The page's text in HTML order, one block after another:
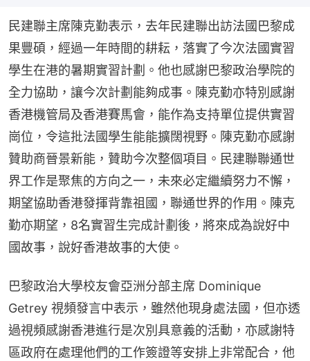
民建聯主席陳克勤表示，去年民建聯出訪法國巴黎成
果豐碩，經過一年時間的耕耘，落實了今次法國實習
學生在港的暑期實習計劃。他也感謝巴黎政治學院的
全力協助，讓今次計劃能夠成事。陳克勤亦特別感謝
香港機管局及香港賽馬會，能作為支持單位提供實習
崗位，令這批法國學生能能擴闊視野。陳克勤亦感謝
贊助商晉景新能，贊助今次整個項目。民建聯聯通世
界工作是聚焦的方向之一，未來必定繼續努力不懈，
期望協助香港發揮背靠祖國，聯通世界的作用。陳克
勤亦期望，8名實習生完成計劃後，將來成為說好中
國故事，說好香港故事的大使。
巴黎政治大學校友會亞洲分部主席 Dominique
Getrey 視頻發言中表示，雖然他現身處法國，但亦透
過視頻感謝香港進行是次別具意義的活動，亦感謝特
區政府在處理他們的工作簽證等安排上非常配合，他